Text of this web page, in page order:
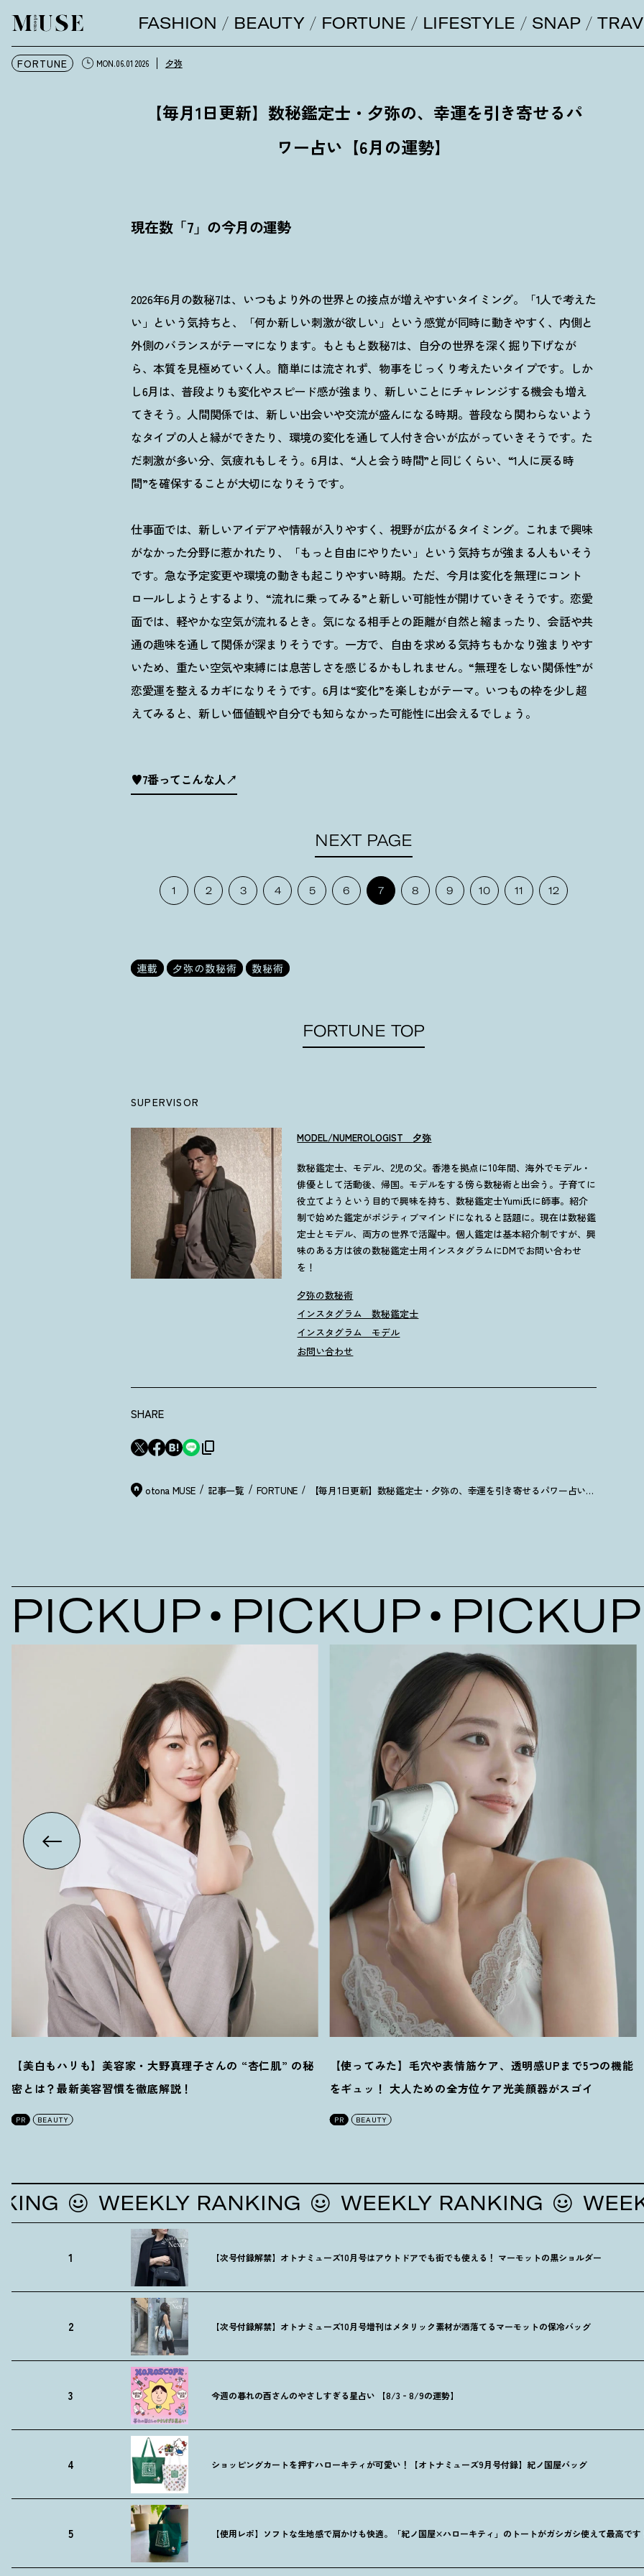
オトナミューズ ウェブFASHION BEAUTY FORTUNE LIFESTYLE SNAP
FORTUNE MON.06.01 2026 夕弥
【毎月1日更新】数秘鑑定士・夕弥の、幸運を引き寄せるパ
ワー占い【6月の運勢】
現在数「7」の今月の運勢
2026年6月の数秘7は、いつもより外の世界との接点が増えやすいタイミング。「1人で考えた
い」という気持ちと、「何か新しい刺激が欲しい」という感覚が同時に動きやすく、内側と
外側のバランスがテーマになります。もともと数秘7は、自分の世界を深く掘り下げなが
ら、本質を見極めていく人。簡単には流されず、物事をじっくり考えたいタイプです。しか
し6月は、普段よりも変化やスピード感が強まり、新しいことにチャレンジする機会も増え
てきそう。人間関係では、新しい出会いや交流が盛んになる時期。普段なら関わらないよう
なタイプの人と縁ができたり、環境の変化を通して人付き合いが広がっていきそうです。た
だ刺激が多い分、気疲れもしそう。6月は、“人と会う時間”と同じくらい、“1人に戻る時
間”を確保することが大切になりそうです。
仕事面では、新しいアイデアや情報が入りやすく、視野が広がるタイミング。これまで興味
がなかった分野に惹かれたり、「もっと自由にやりたい」という気持ちが強まる人もいそう
です。急な予定変更や環境の動きも起こりやすい時期。ただ、今月は変化を無理にコント
ロールしようとするより、“流れに乗ってみる”と新しい可能性が開けていきそうです。恋愛
面では、軽やかな空気が流れるとき。気になる相手との距離が自然と縮まったり、会話や共
通の趣味を通して関係が深まりそうです。一方で、自由を求める気持ちもかなり強まりやす
いため、重たい空気や束縛には息苦しさを感じるかもしれません。“無理をしない関係性”が
恋愛運を整えるカギになりそうです。 6月は“変化”を楽しむがテーマ。いつもの枠を少し超
えてみると、新しい価値観や自分でも知らなかった可能性に出会えるでしょう。
♥7番ってこんな人
NEXT PAGE
1 2 3 4 5 6 7 8 9 10 11 12
連載 夕弥の数秘術 数秘術
FORTUNE TOP
SUPERVISOR
MODEL/NUMEROLOGIST 夕弥
数秘鑑定士、モデル、2児の父。香港を拠点に10年間、海外でモデル・
俳優として活動後、帰国。モデルをする傍ら数秘術と出会う。子育てに
役立てようという目的で興味を持ち、数秘鑑定士Yumi氏に師事。紹介
制で始めた鑑定がポジティブマインドになれると話題に。現在は数秘鑑
定士とモデル、両方の世界で活躍中。個人鑑定は基本紹介制ですが、興
味のある方は彼の数秘鑑定士用インスタグラムにDMでお問い合わせ
を！
夕弥の数秘術
インスタグラム 数秘鑑定士
インスタグラム モデル
お問い合わせ
SHARE
otona MUSE 記事一覧 FORTUNE 【毎月1日更新】数秘鑑定士・夕弥の、幸運を引き寄せるパワー占い【6月の運勢】
PICKUP PICKUP
【美白もハリも】美容家・大野真理子さんの “杏仁肌” の秘
密とは？最新美容習慣を徹底解説 ！
PR BEAUTY
【使ってみた】毛穴や表情筋ケア、透明感UPまで5つの機能
をギュッ ！ 大人ための全方位ケア光美顔器がスゴイ
PR BEAUTY
WEEKLY RANKING WEEKLY RANKING WEEKLY
1 【次号付録解禁】オトナミューズ10月号はアウトドアでも街でも使える ！ マーモットの黒ショルダー
2 【次号付録解禁】オトナミューズ10月号増刊はメタリック素材が洒落てるマーモットの保冷バッグ
3 今週の暮れの酉さんのやさしすぎる星占い 【8/3‐8/9の運勢】
4 ショッピングカートを押すハローキティが可愛い ！ 【オトナミューズ9月号付録】紀ノ国屋バッグ
5 【使用レポ】ソフトな生地感で肩かけも快適。「紀ノ国屋×ハローキティ」のトートがガシガシ使えて最高です